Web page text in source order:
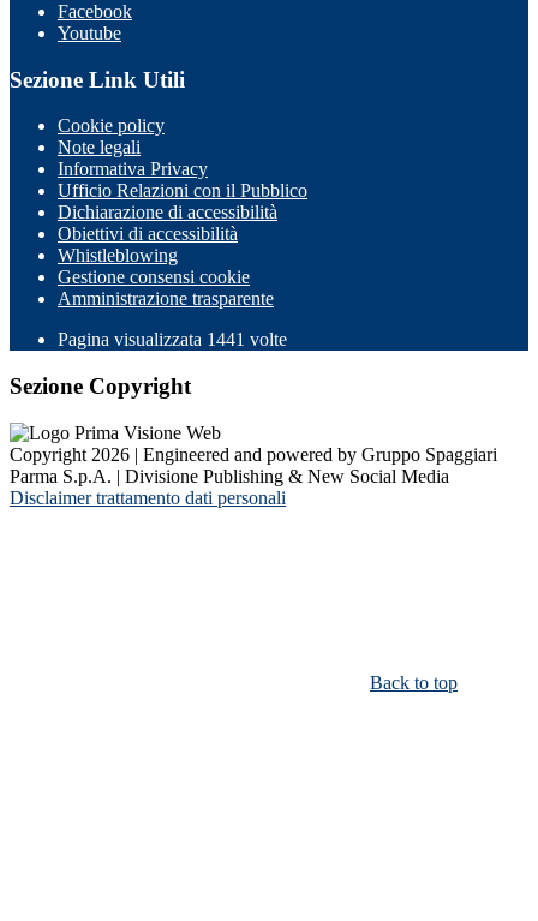
Facebook
Youtube
Sezione Link Utili
Cookie policy
Note legali
Informativa Privacy
Ufficio Relazioni con il Pubblico
Dichiarazione di accessibilità
Obiettivi di accessibilità
Whistleblowing
Gestione consensi cookie
Amministrazione trasparente
Pagina visualizzata 1441 volte
Sezione Copyright
Copyright 2026 | Engineered and powered by Gruppo Spaggiari
Parma S.p.A. | Divisione Publishing & New Social Media
Disclaimer trattamento dati personali
Back to top